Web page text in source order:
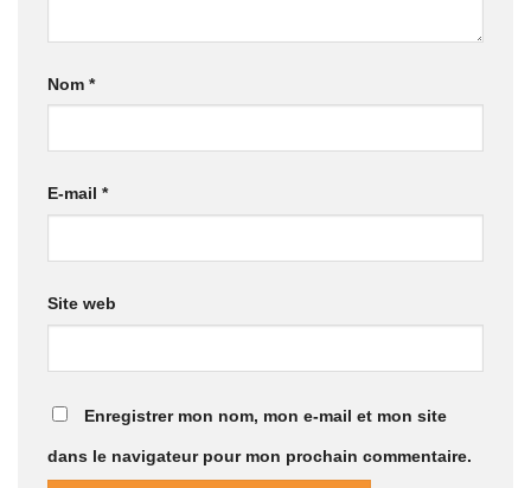
Nom *
E-mail *
Site web
Enregistrer mon nom, mon e-mail et mon site
dans le navigateur pour mon prochain commentaire.